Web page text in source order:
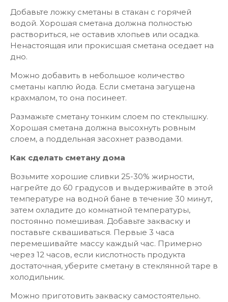
Добавьте ложку сметаны в стакан с горячей
водой. Хорошая сметана должна полностью
раствориться, не оставив хлопьев или осадка.
Ненастоящая или прокисшая сметана оседает на
дно.
Можно добавить в небольшое количество
сметаны каплю йода. Если сметана загущена
крахмалом, то она посинеет.
Размажьте сметану тонким слоем по стеклышку.
Хорошая сметана должна высохнуть ровным
слоем, а поддельная засохнет разводами.
Как сделать сметану дома
Возьмите хорошие сливки 25-30% жирности,
нагрейте до 60 градусов и выдерживайте в этой
температуре на водной бане в течение 30 минут,
затем охладите до комнатной температуры,
постоянно помешивая. Добавьте закваску и
поставьте сквашиваться. Первые 3 часа
перемешивайте массу каждый час. Примерно
через 12 часов, если кислотность продукта
достаточная, уберите сметану в стеклянной таре в
холодильник.
Можно приготовить закваску самостоятельно.